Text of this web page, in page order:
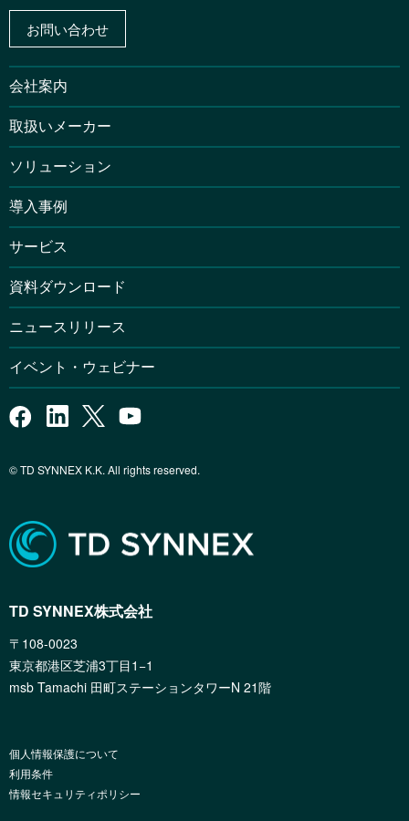
お問い合わせ
会社案内
取扱いメーカー
ソリューション
導入事例
サービス
資料ダウンロード
ニュースリリース
イベント・ウェビナー
© TD SYNNEX K.K. All rights reserved.
TD SYNNEX株式会社
〒108-0023
東京都港区芝浦3丁目1−1
msb Tamachi 田町ステーションタワーN 21階
個人情報保護について
利用条件
情報セキュリティポリシー